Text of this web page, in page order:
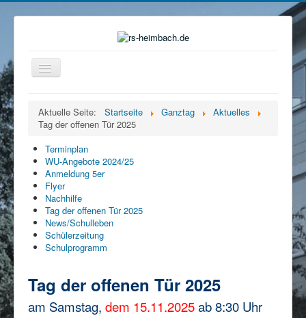
Navigation
an/aus
Organisation
Ganztag
Beratung
Eltern
Förderverein
Mensa
Kontakt
Impressum/Datenschutz
Aktuelle Seite: Startseite Ganztag
Aktuelles
Tag der offenen Tür 2025
Terminplan
WU-Angebote 2024/25
Anmeldung 5er
Flyer
Nachhilfe
Tag der offenen Tür 2025
News/Schulleben
Schülerzeitung
Schulprogramm
Tag der offenen Tür 2025
am Samstag, dem 15.11.2025ab 8:30 Uhr